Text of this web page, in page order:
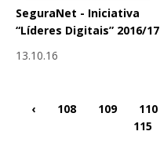
SeguraNet - Iniciativa
“Líderes Digitais” 2016/17
13.10.16
‹ 108 109 110
115